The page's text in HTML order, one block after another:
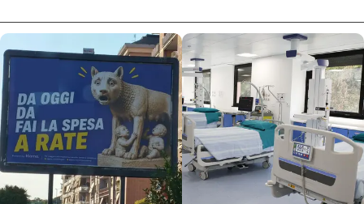
Storico
2014
Cerca
Contatti